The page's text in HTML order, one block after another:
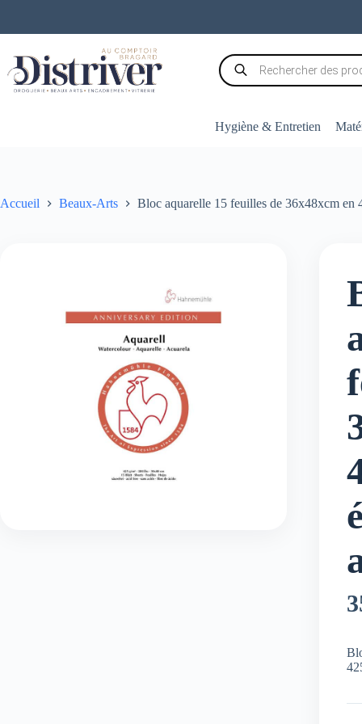
contenu
Recherche
de
produits
Hygiène & Entretien
Accueil Beaux-Arts Bloc aquarelle 15 feuilles de 36x48xcm en